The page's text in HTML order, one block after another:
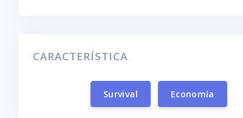
CARACTERÍSTICA
Survival Economía